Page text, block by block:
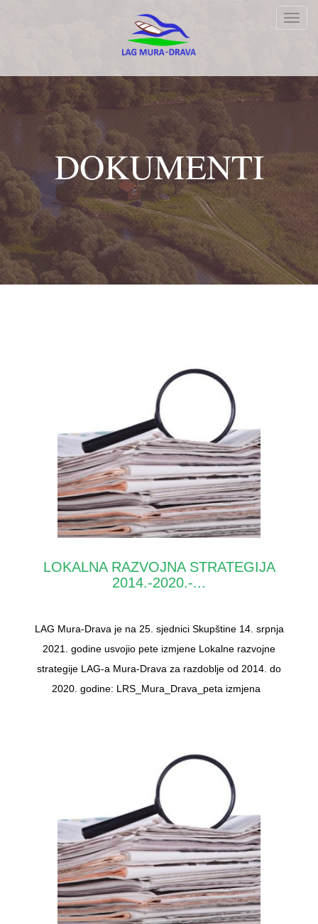
DOKUMENTI
LOKALNA RAZVOJNA STRATEGIJA
2014.-2020.-...
LAG Mura-Drava je na 25. sjednici Skupštine 14. srpnja
2021. godine usvojio pete izmjene Lokalne razvojne
strategije LAG-a Mura-Drava za razdoblje od 2014. do
2020. godine: LRS_Mura_Drava_peta izmjena